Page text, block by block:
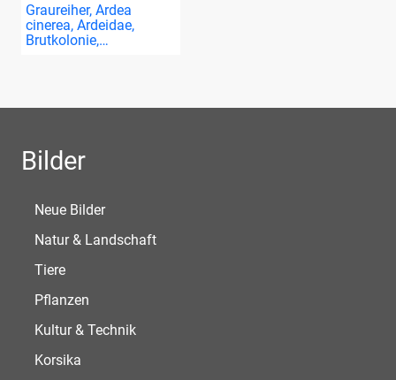
Graureiher, Ardea
cinerea, Ardeidae,
Brutkolonie,…
Bilder
Neue Bilder
Natur & Landschaft
Tiere
Pflanzen
Kultur & Technik
Korsika